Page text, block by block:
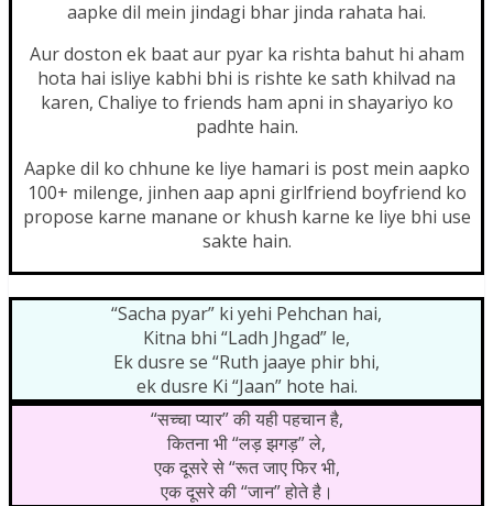
aapke dil mein jindagi bhar jinda rahata hai.
Aur doston ek baat aur pyar ka rishta bahut hi aham
hota hai isliye kabhi bhi is rishte ke sath khilvad na
karen, Chaliye to friends ham apni in shayariyo ko
padhte hain.
Aapke dil ko chhune ke liye hamari is post mein aapko
100+ milenge, jinhen aap apni girlfriend boyfriend ko
propose karne manane or khush karne ke liye bhi use
sakte hain.
“Sacha pyar” ki yehi Pehchan hai,
Kitna bhi “Ladh Jhgad” le,
Ek dusre se “Ruth jaaye phir bhi,
ek dusre Ki “Jaan” hote hai.
“सच्चा प्यार” की यही पहचान है,
कितना भी “लड़ झगड़” ले,
एक दूसरे से “रूत जाए फिर भी,
एक दूसरे की “जान” होते है।